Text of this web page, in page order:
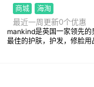
商城 海淘
最近一周更新0个优惠
mankind是英国一家领先
最佳的护肤，护发，修脸用